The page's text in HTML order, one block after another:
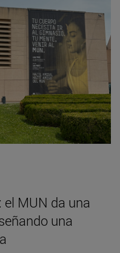
el MUN da una
una